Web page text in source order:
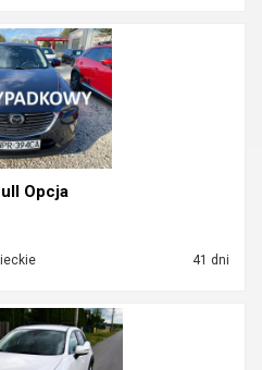
Opcja
41 dni